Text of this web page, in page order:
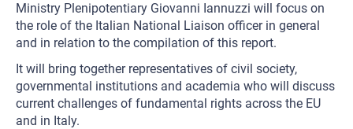
Ministry Plenipotentiary Giovanni Iannuzzi will focus on
the role of the Italian National Liaison officer in general
and in relation to the compilation of this report.
It will bring together representatives of civil society,
governmental institutions and academia who will discuss
current challenges of fundamental rights across the EU
and in Italy.